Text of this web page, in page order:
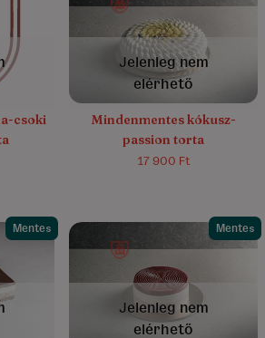
csoki
4.7/5
(28)
Jelenleg nem
elérhető
Mindenmentes kókusz-
passion torta
17 900 Ft
Mentes Mentes
4.4/5
(17)
Jelenleg nem
elérhető